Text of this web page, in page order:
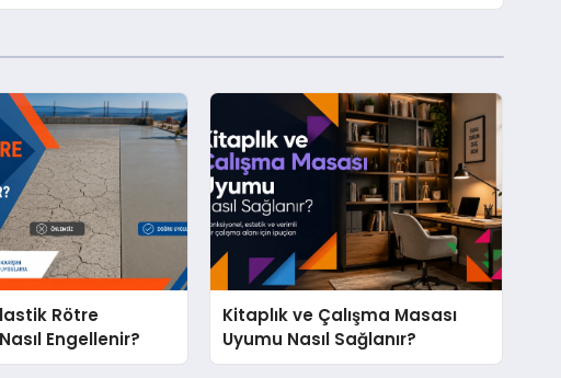
Rötre
Engellenir?
Kitaplık ve Çalışma Masası
Uyumu Nasıl Sağlanır?